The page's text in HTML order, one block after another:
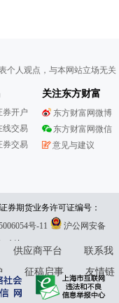
个人观点，与本网站立场无
券开户
线交易
券交易
关注东方财富
东方财富网微博
东方财富网微信
意见与建议
券期货业务许可证编号：
61278686 举报邮箱：
号-11
沪公网安备
建议:4000300059/952500
供应商平台
联系我
征稿启事
友情链